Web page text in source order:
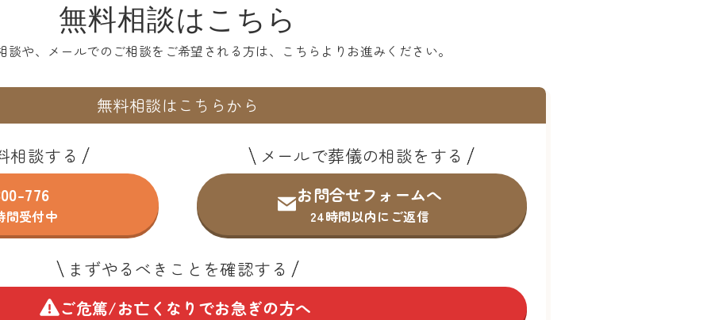
無料相談はこちら
談や、メールでのご相談を ご希望される方は、こちらよりお進みください。
無料相談はこちらから
相談する
776
間受付中
メールで葬儀の相談をする
お問合せフォームへ
24時間以内にご返信
まずやるべきことを確認する
ご危篤/お亡くなりでお急ぎの方へ